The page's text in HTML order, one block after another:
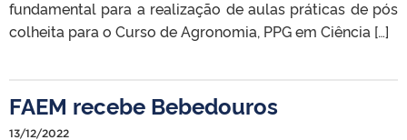
fundamental para a realização de aulas práticas de pós
colheita para o Curso de Agronomia, PPG em Ciência […]
FAEM recebe Bebedouros
13/12/2022